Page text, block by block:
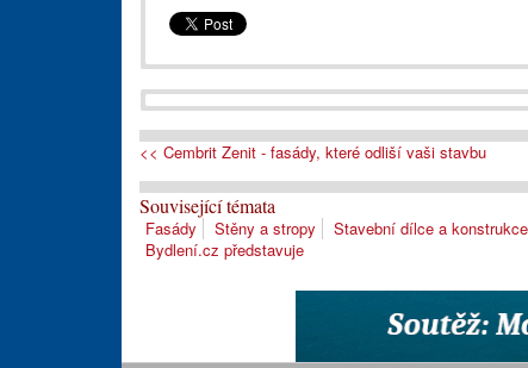
<< Cembrit Zenit - fasády, které odliší vaši stavbu
Související témata
Fasády Stěny a stropy Stavební dílce a konstrukce
Bydlení.cz představuje